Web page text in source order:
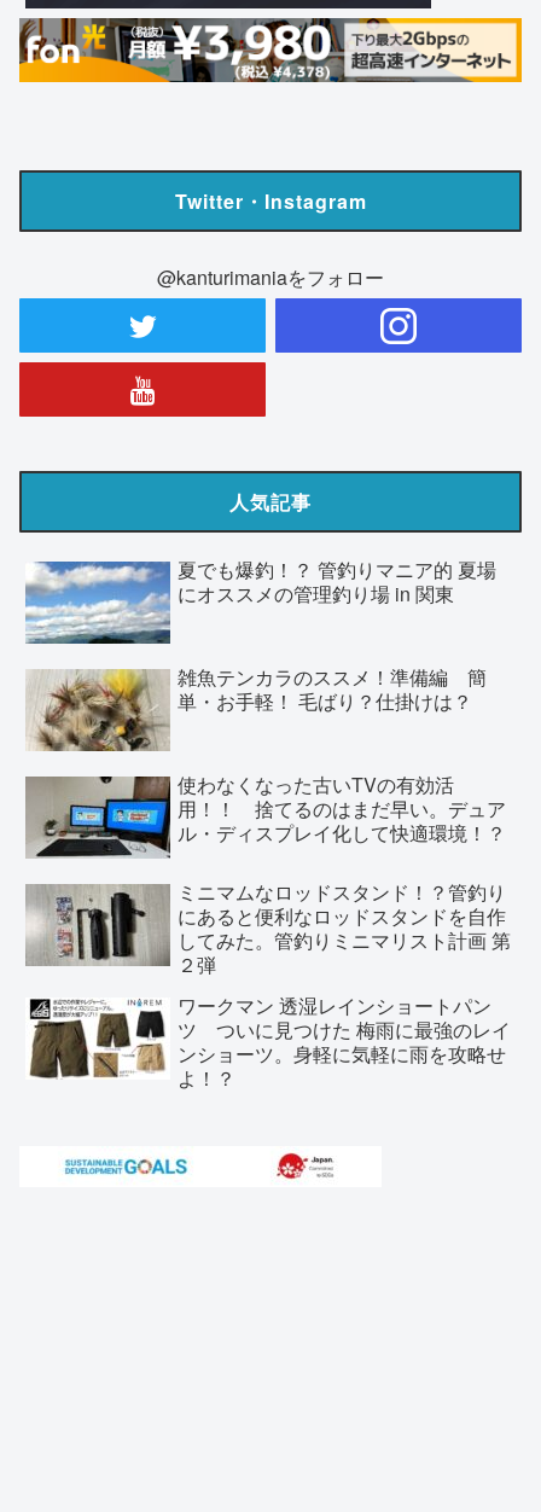
Twitter・Instagram
@kanturimaniaをフォロー
人気記事
夏でも爆釣！？ 管釣りマニア的 夏場
にオススメの管理釣り場 in 関東
雑魚テンカラのススメ！準備編 簡
単・お手軽！ 毛ばり？仕掛けは？
使わなくなった古いTVの有効活
用！！ 捨てるのはまだ早い。デュア
ル・ディスプレイ化して快適環境！？
ミニマムなロッドスタンド！？管釣り
にあると便利なロッドスタンドを自作
してみた。管釣りミニマリスト計画 第
２弾
ワークマン 透湿レインショートパン
ツ ついに見つけた 梅雨に最強のレイ
ンショーツ。身軽に気軽に雨を攻略せ
よ！？